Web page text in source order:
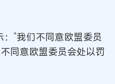
“我们不同意欧盟委员
同意欧盟委员会处以罚